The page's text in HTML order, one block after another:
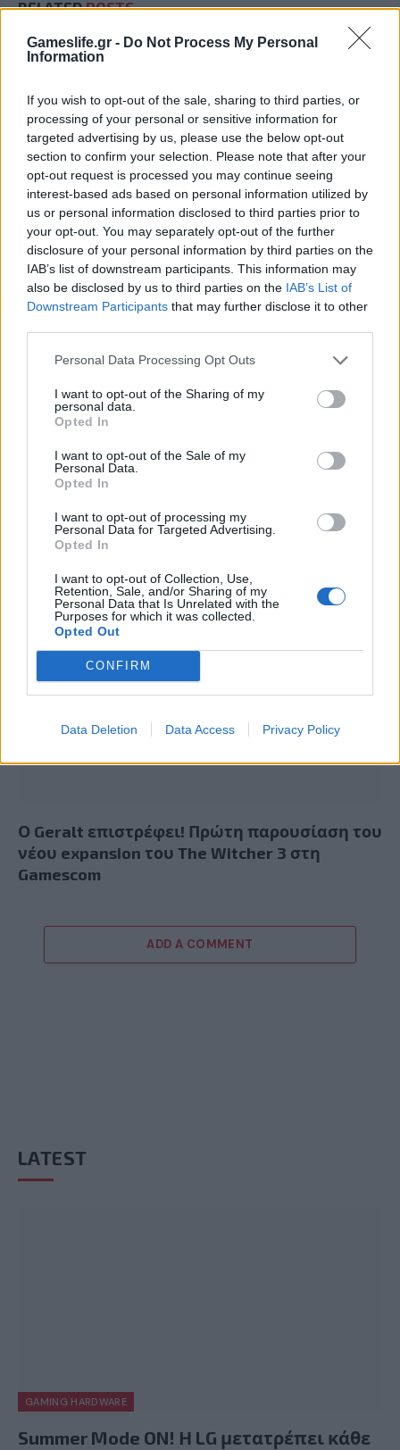
Gameslife.gr - Do Not Process My Personal
Information
If you wish to opt-out of the sale, sharing to third parties, or
processing of your personal or sensitive information for
targeted advertising by us, please use the below opt-out
section to confirm your selection. Please note that after your
opt-out request is processed you may continue seeing
interest-based ads based on personal information utilized by
us or personal information disclosed to third parties prior to
your opt-out. You may separately opt-out of the further
disclosure of your personal information by third parties on the
IAB’s list of downstream participants. This information may
also be disclosed by us to third parties on the IAB’s List of
Downstream Participants that may further disclose it to other
Personal Data Processing Opt Outs
I want to opt-out of the Sharing of my
personal data.
Opted In
I want to opt-out of the Sale of my
Personal Data.
Opted In
I want to opt-out of processing my
Personal Data for Targeted Advertising.
Opted In
I want to opt-out of Collection, Use,
Retention, Sale, and/or Sharing of my
Personal Data that Is Unrelated with the
Purposes for which it was collected.
Opted Out
CONFIRM
Data Deletion Data Access Privacy Policy
RELATEDPOSTS
Summer Mode ON! Η LG μετατρέπει κάθε
στιγμή σε απόλυτη gaming εμπειρία!
Ο Geralt επιστρέφει! Πρώτη παρουσίαση του
νέου expansion του The Witcher 3 στη
Gamescom
ADD A COMMENT
LATEST
GAMING HARDWARE
Summer Mode ON! Η LG μετατρέπει κάθε